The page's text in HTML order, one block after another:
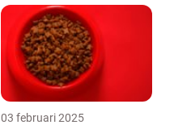
03 februari 2025